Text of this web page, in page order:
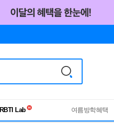
독서유형검사
여름방학혜택